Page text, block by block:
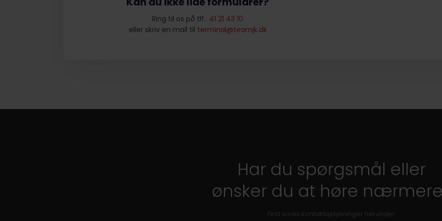
Ring til os på tlf.: 41 21 43 10
​eller skriv en mail til terminal@teamjk.dk
Har du spørgsmål eller
​ønsker du at høre
Find vores kontaktoplysninger herunder.